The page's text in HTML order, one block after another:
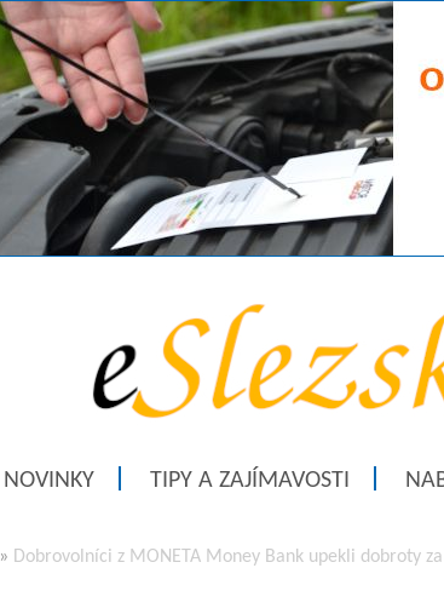
NOVINKY TIPY A ZAJÍMAVOSTI
» Dobrovolníci z MONETA Money Bank upekli dobroty